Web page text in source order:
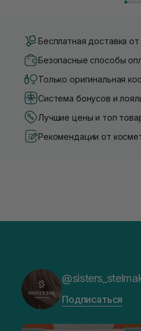
Бесплатная доставка
Безопасные способы
Только оригинальная
Система бонусов и
Лучшие цены и топ
Рекомендации от
Подписаться